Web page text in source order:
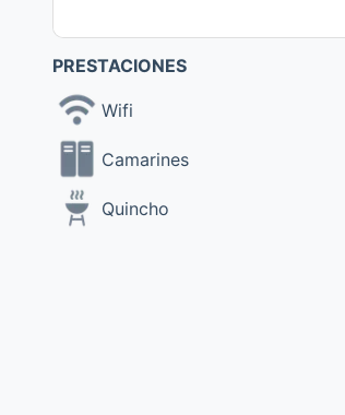
PRESTACIONES
Wifi
Camarines
Quincho